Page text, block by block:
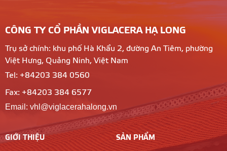
CÔNG TY CỔ PHẦN VIGLACERA HẠ LONG
Trụ sở chính: khu phố Hà Khẩu 2, đường An Tiêm, phường
Việt Hưng, Quảng Ninh, Việt Nam
Tel: +84203 384 0560
Fax: +84203 384 6577
Email: vhl@viglacerahalong.vn
GIỚI THIỆU SẢN PHẨM